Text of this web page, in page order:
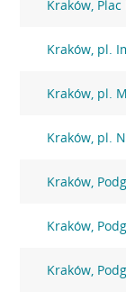
Kraków,
Kraków, pl.
Kraków, pl.
Kraków, pl.
Kraków,
Kraków,
Kraków,